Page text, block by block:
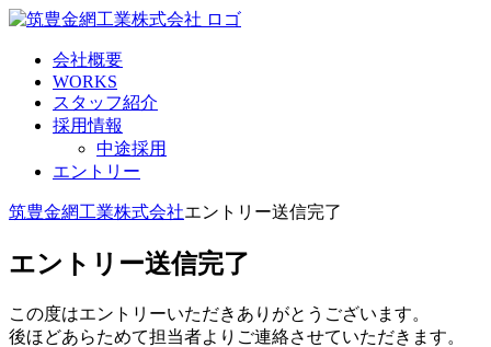
会社概要
WORKS
スタッフ紹介
採用情報
中途採用
エントリー
筑豊金網工業株式会社エントリー送信完了
エントリー送信完了
この度はエントリーいただきありがとうございます。
後ほどあらためて担当者よりご連絡させていただきます。